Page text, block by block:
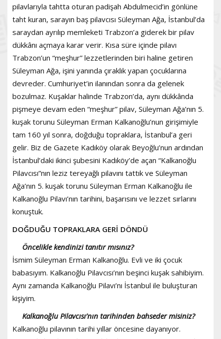
pilavlarıyla tahtta oturan padişah Abdulmecid’in gönlüne
taht kuran, sarayın baş pilavcısı Süleyman Ağa, İstanbul’da
saraydan ayrılıp memleketi Trabzon’a giderek bir pilav
dükkânı açmaya karar verir. Kısa süre içinde pilavı
Trabzon’un “meşhur” lezzetlerinden biri haline getiren
Süleyman Ağa, işini yanında çıraklık yapan çocuklarına
devreder. Cumhuriyet’in ilanından sonra da gelenek
bozulmaz. Kuşaklar halinde Trabzon’da, aynı dükkânda
pişmeye devam eden “meşhur” pilav, Süleyman Ağa’nın 5.
kuşak torunu Süleyman Erman Kalkanoğlu’nun girişimiyle
tam 160 yıl sonra, doğduğu topraklara, İstanbul’a geri
gelir. Biz de Gazete Kadıköy olarak Beyoğlu’nun ardından
İstanbul’daki ikinci şubesini Kadıköy’de açan “Kalkanoğlu
Pilavcısı”nın leziz tereyağlı pilavını tattık ve Süleyman
Ağa’nın 5. kuşak torunu Süleyman Erman Kalkanoğlu ile
Kalkanoğlu Pilavı’nın tarihini, başarısını ve lezzet sırlarını
konuştuk.
DOĞDUĞU TOPRAKLARA GERİ DÖNDÜ
Öncelikle kendinizi tanıtır mısınız?
İsmim Süleyman Erman Kalkanoğlu. Evli ve iki çocuk
babasıyım. Kalkanoğlu Pilavcısı’nın beşinci kuşak sahibiyim.
Aynı zamanda Kalkanoğlu Pilavı’nı İstanbul ile buluşturan
kişiyim.
Kalkanoğlu Pilavcısı’nın tarihinden bahseder misiniz?
Kalkanoğlu pilavının tarihi yıllar öncesine dayanıyor.